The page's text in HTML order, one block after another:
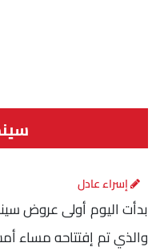
إسراء عادل
بدأت اليوم أولى عروض